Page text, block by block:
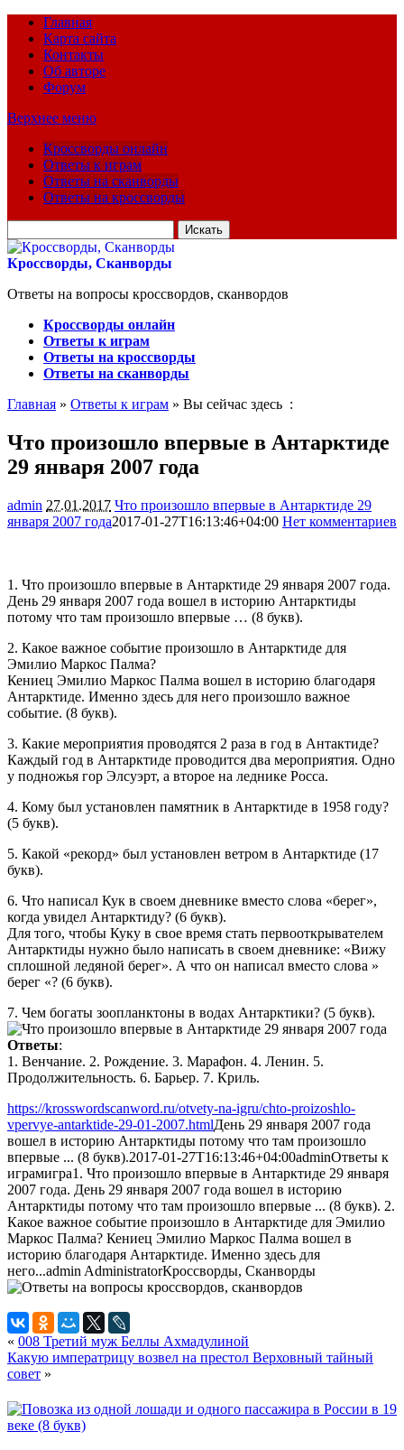
Главная
Карта сайта
Контакты
Об авторе
Форум
Верхнее меню
Кроссворды онлайн
Ответы к играм
Ответы на сканворды
Ответы на кроссворды
для:
Кроссворды, Сканворды
Ответы на вопросы кроссвордов, сканвордов
Кроссворды онлайн
Ответы к играм
Ответы на кроссворды
Ответы на сканворды
Главная » Ответы к играм » Вы сейчас здесь :
Что произошло впервые в Антарктиде
29 января 2007 года
admin 27.01.2017 Что произошло впервые в Антарктиде 29
января 2007 года2017-01-27T16:13:46+04:00 Нет комментариев
1. Что произошло впервые в Антарктиде 29 января 2007 года.
День 29 января 2007 года вошел в историю Антарктиды
потому что там произошло впервые … (8 букв).
2. Какое важное событие произошло в Антарктиде для
Эмилио Маркос Палма?
Кениец Эмилио Маркос Палма вошел в историю благодаря
Антарктиде. Именно здесь для него произошло важное
событие. (8 букв).
3. Какие мероприятия проводятся 2 раза в год в Антактиде?
Каждый год в Антарктиде проводится два мероприятия. Одно
у подножья гор Элсуэрт, а второе на леднике Росса.
4. Кому был установлен памятник в Антарктиде в 1958 году?
(5 букв).
5. Какой «рекорд» был установлен ветром в Антарктиде (17
букв).
6. Что написал Кук в своем дневнике вместо слова «берег»,
когда увидел Антарктиду? (6 букв).
Для того, чтобы Куку в свое время стать первооткрывателем
Антарктиды нужно было написать в своем дневнике: «Вижу
сплошной ледяной берег». А что он написал вместо слова »
берег «? (6 букв).
7. Чем богаты зоопланктоны в водах Антарктики? (5 букв).
Ответы:
1. Венчание. 2. Рождение. 3. Марафон. 4. Ленин. 5.
Продолжительность. 6. Барьер. 7. Криль.
https://krosswordscanword.ru/otvety-na-igru/chto-proizoshlo-
vpervye-antarktide-29-01-2007.htmlДень 29 января 2007 года
вошел в историю Антарктиды потому что там произошло
впервые ... (8 букв).2017-01-27T16:13:46+04:00adminОтветы к
играмигра1. Что произошло впервые в Антарктиде 29 января
2007 года. День 29 января 2007 года вошел в историю
Антарктиды потому что там произошло впервые ... (8 букв). 2.
Какое важное событие произошло в Антарктиде для Эмилио
Маркос Палма? Кениец Эмилио Маркос Палма вошел в
историю благодаря Антарктиде. Именно здесь для
него...admin AdministratorКроссворды, Сканворды
« 008 Третий муж Беллы Ахмадулиной
Какую императрицу возвел на престол Верховный тайный
совет »